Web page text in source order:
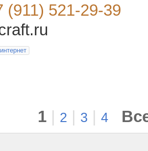
(911) 521-29-39
1 2 3 4